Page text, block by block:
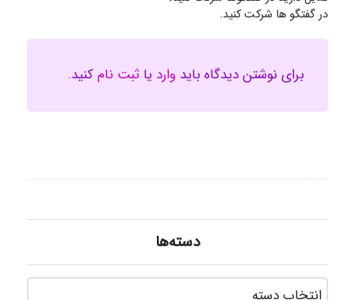
در گفتگو ها شرکت کنید.
برای نوشتن دیدگاه باید وارد یا ثبت نامکنید.
دسته‌ها